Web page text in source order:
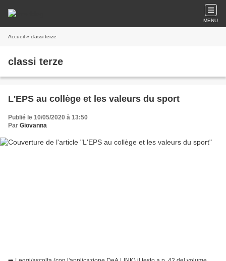
MENU
Accueil » classi terze
classi terze
L'EPS au collège et les valeurs du sport
Publié le 10/05/2020 à 13:50
Par Giovanna